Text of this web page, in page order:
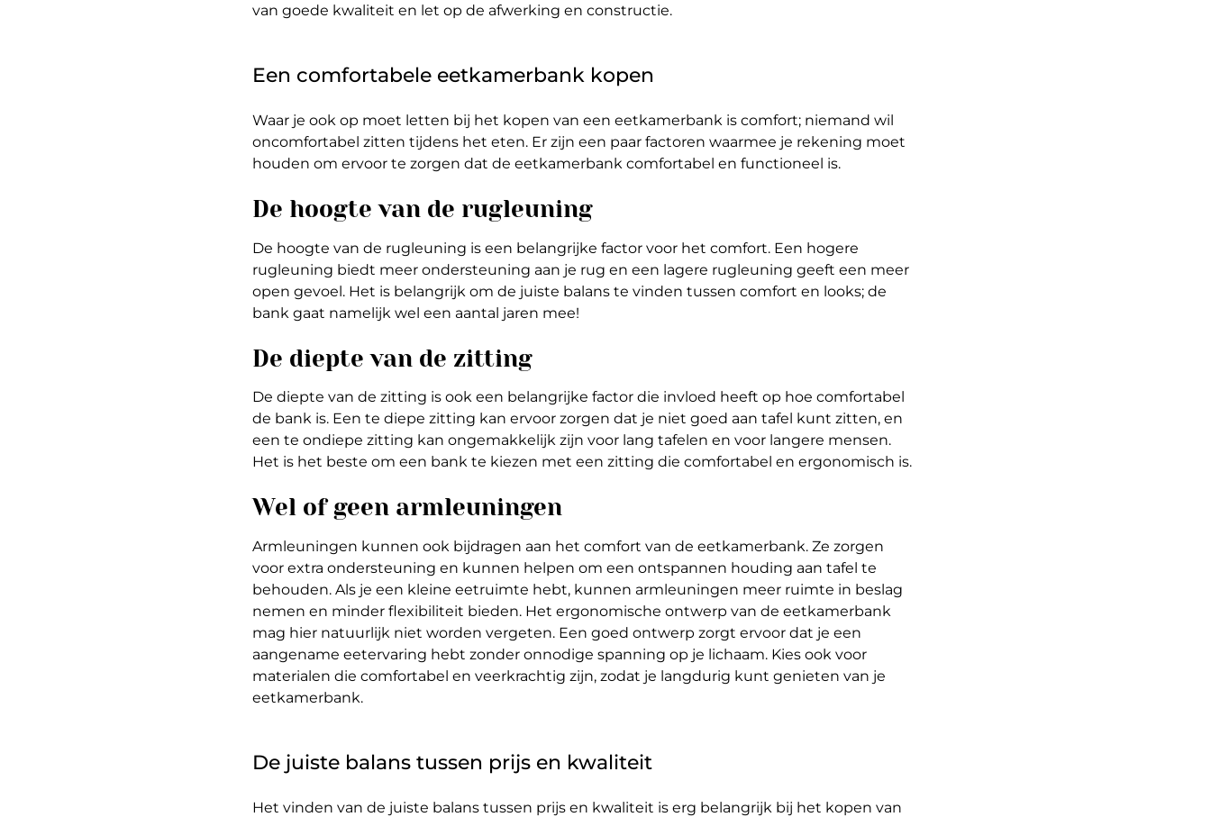
van goede kwaliteit en let op de afwerking en constructie.
Een comfortabele eetkamerbank kopen
Waar je ook op moet letten bij het kopen van een eetkamerbank is comfort; niemand wil
oncomfortabel zitten tijdens het eten. Er zijn een paar factoren waarmee je rekening moet
houden om ervoor te zorgen dat de eetkamerbank comfortabel en functioneel is.
De hoogte van de rugleuning
De hoogte van de rugleuning is een belangrijke factor voor het comfort. Een hogere
rugleuning biedt meer ondersteuning aan je rug en een lagere rugleuning geeft een meer
open gevoel. Het is belangrijk om de juiste balans te vinden tussen comfort en looks; de
bank gaat namelijk wel een aantal jaren mee!
De diepte van de zitting
De diepte van de zitting is ook een belangrijke factor die invloed heeft op hoe comfortabel
de bank is. Een te diepe zitting kan ervoor zorgen dat je niet goed aan tafel kunt zitten, en
een te ondiepe zitting kan ongemakkelijk zijn voor lang tafelen en voor langere mensen.
Het is het beste om een bank te kiezen met een zitting die comfortabel en ergonomisch is.
Wel of geen armleuningen
Armleuningen kunnen ook bijdragen aan het comfort van de eetkamerbank. Ze zorgen
voor extra ondersteuning en kunnen helpen om een ontspannen houding aan tafel te
behouden. Als je een kleine eetruimte hebt, kunnen armleuningen meer ruimte in beslag
nemen en minder flexibiliteit bieden. Het ergonomische ontwerp van de eetkamerbank
mag hier natuurlijk niet worden vergeten. Een goed ontwerp zorgt ervoor dat je een
aangename eetervaring hebt zonder onnodige spanning op je lichaam. Kies ook voor
materialen die comfortabel en veerkrachtig zijn, zodat je langdurig kunt genieten van je
eetkamerbank.
De juiste balans tussen prijs en kwaliteit
Het vinden van de juiste balans tussen prijs en kwaliteit is erg belangrijk bij het kopen van